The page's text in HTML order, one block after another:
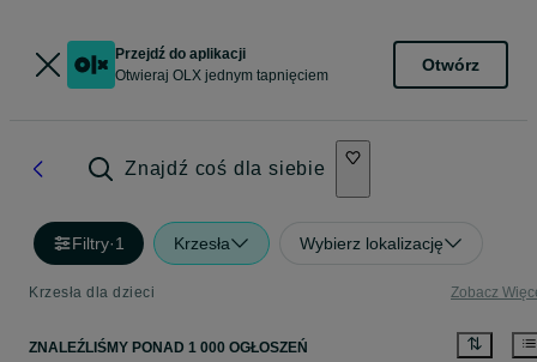
Przejdź do aplikacji
Otwieraj OLX jednym tapnięciem
Otwórz
Znajdź coś dla siebie
Filtry·1 Krzesła Wybierz lokalizację
Krzesła dla dzieci Zobacz
ZNALEŹLIŚMY PONAD 1 000 OGŁOSZEŃ